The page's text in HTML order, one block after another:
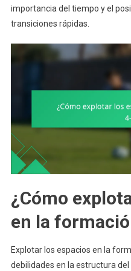
importancia del tiempo y el
transiciones rápidas.
¿Cómo
en la
Explotar los espacios en la
debilidades en la estructura